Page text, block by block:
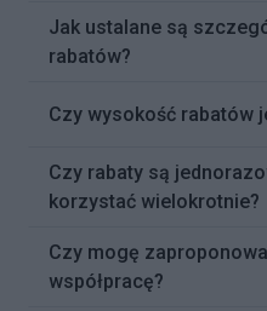
Jak ustalane są
rabatów?
Czy wysokość rabatów
Czy rabaty są
korzystać wielokrotnie?
Czy mogę
współpracę?